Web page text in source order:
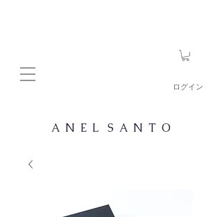
ログイン
A N E L S A N T O